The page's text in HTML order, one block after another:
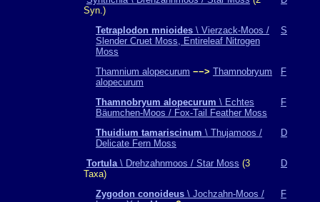
Syn.)
Tetraplodon mnioides \ Vierzack-Moos /
Slender Cruet Moss, Entireleaf Nitrogen
Moss
S
Thamnium alopecurum −−> Thamnobryum
alopecurum
F
Thamnobryum alopecurum \ Echtes
Bäumchen-Moos / Fox-Tail Feather Moss
F
Thuidium tamariscinum \ Thujamoos /
Delicate Fern Moss
D
Tortula\ Drehzahnmoos / Star Moss (3
Taxa)
D
Zygodon conoideus \ Jochzahn-Moos /
F